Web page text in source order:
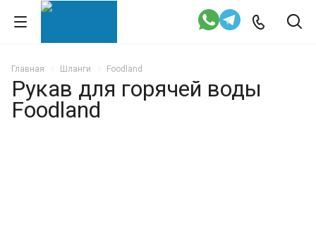
Главная Шланги Foodland
Рукав для горячей воды
Foodland